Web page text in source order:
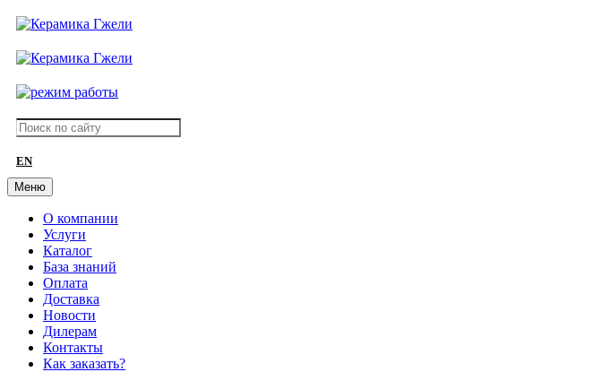
EN
Меню
О компании
Услуги
Каталог
База знаний
Оплата
Доставка
Новости
Дилерам
Контакты
Как заказать?